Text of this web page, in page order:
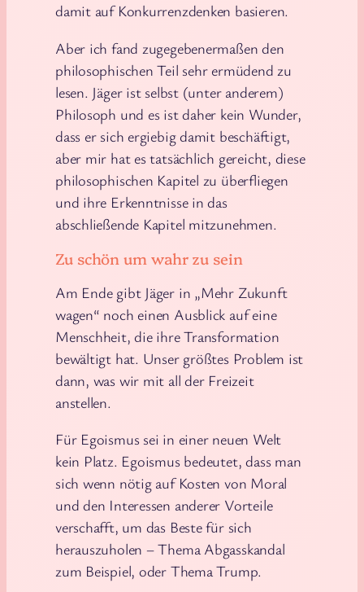
damit auf Konkurrenzdenken basieren.
Aber ich fand zugegebenermaßen den
philosophischen Teil sehr ermüdend zu
lesen. Jäger ist selbst (unter anderem)
Philosoph und es ist daher kein Wunder,
dass er sich ergiebig damit beschäftigt,
aber mir hat es tatsächlich gereicht, diese
philosophischen Kapitel zu überfliegen
und ihre Erkenntnisse in das
abschließende Kapitel mitzunehmen.
Zu schön um wahr zu sein
Am Ende gibt Jäger in „Mehr Zukunft
wagen“ noch einen Ausblick auf eine
Menschheit, die ihre Transformation
bewältigt hat. Unser größtes Problem ist
dann, was wir mit all der Freizeit
anstellen.
Für Egoismus sei in einer neuen Welt
kein Platz. Egoismus bedeutet, dass man
sich wenn nötig auf Kosten von Moral
und den Interessen anderer Vorteile
verschafft, um das Beste für sich
herauszuholen – Thema Abgasskandal
zum Beispiel, oder Thema Trump.